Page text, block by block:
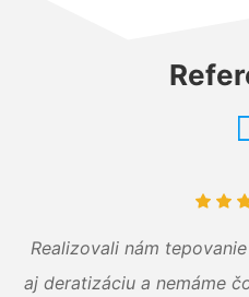
Realizovali nám
aj deratizáciu a nemáme